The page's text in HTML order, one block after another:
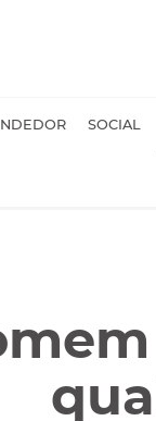
SOCIAL